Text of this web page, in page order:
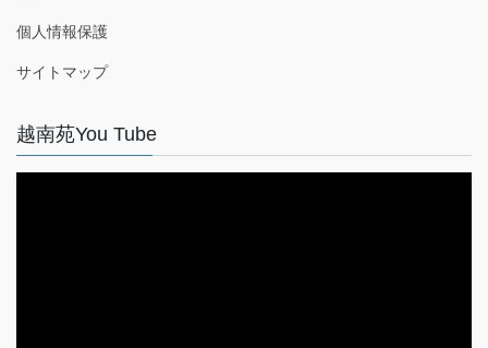
個人情報保護
サイトマップ
越南苑You Tube